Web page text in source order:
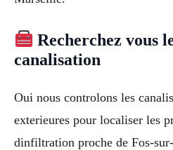
Recherchez vous
canalisation
Oui nous controlons les
exterieures pour localiser les
dinfiltration proche de Fos-